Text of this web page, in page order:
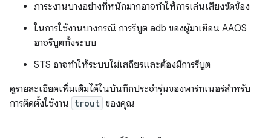
ภาระงานบางอย่างที่หนักมากอาจทำให้การเล่นเสียงขัดข้อง
ในการใช้งานบางกรณี การรีบูต adb ของผู้มาเยือน AAOS
อาจรีบูตทั้งระบบ
STS อาจทําให้ระบบไม่เสถียรและต้องมีการรีบูต
ดูรายละเอียดเพิ่มเติมได้ในบันทึกประจำรุ่นของพาร์ทเนอร์สำหรับ
การติดตั้งใช้งาน trout ของคุณ